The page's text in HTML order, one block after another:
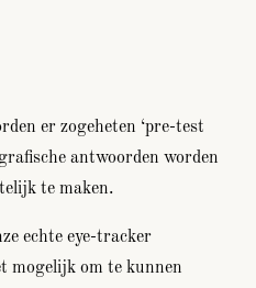
er zogeheten ‘pre-test
antwoorden worden
te maken.
echte eye-tracker
mogelijk om te kunnen